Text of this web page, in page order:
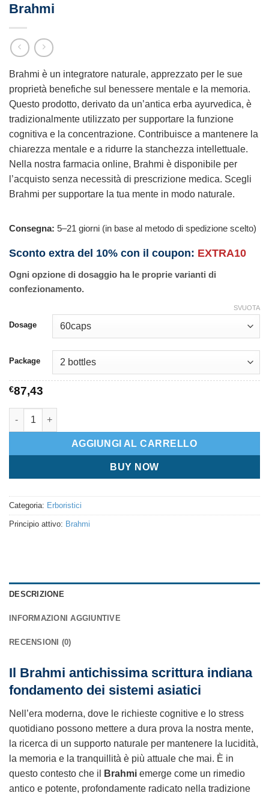
Brahmi
Brahmi è un integratore naturale, apprezzato per le sue
proprietà benefiche sul benessere mentale e la memoria.
Questo prodotto, derivato da un’antica erba ayurvedica, è
tradizionalmente utilizzato per supportare la funzione
cognitiva e la concentrazione. Contribuisce a mantenere la
chiarezza mentale e a ridurre la stanchezza intellettuale.
Nella nostra farmacia online, Brahmi è disponibile per
l’acquisto senza necessità di prescrizione medica. Scegli
Brahmi per supportare la tua mente in modo naturale.
Consegna: 5–21 giorni (in base al metodo di spedizione scelto)
Sconto extra del 10% con il coupon: EXTRA10
Ogni opzione di dosaggio ha le proprie varianti di
confezionamento.
Dosage
Package
SVUOTA
€87,43
Brahmi quantità
AGGIUNGI AL CARRELLO
BUY NOW
Categoria: Erboristici
Principio attivo: Brahmi
DESCRIZIONE
INFORMAZIONI AGGIUNTIVE
RECENSIONI (0)
Il Brahmi antichissima scrittura indiana
fondamento dei sistemi asiatici
Nell’era moderna, dove le richieste cognitive e lo stress
quotidiano possono mettere a dura prova la nostra mente,
la ricerca di un supporto naturale per mantenere la lucidità,
la memoria e la tranquillità è più attuale che mai. È in
questo contesto che il
Brahmi emerge come un rimedio
antico e potente, profondamente radicato nella tradizione